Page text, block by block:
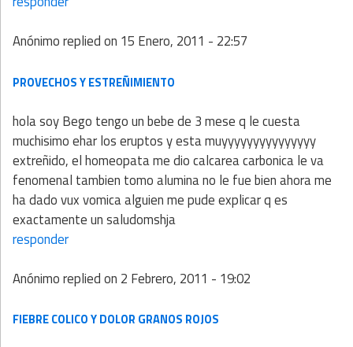
Anónimoreplied on 15 Enero, 2011 - 22:57
PROVECHOS Y ESTREÑIMIENTO
hola soy Bego tengo un bebe de 3 mese q le cuesta
muchisimo ehar los eruptos y esta muyyyyyyyyyyyyyyy
extreñido, el homeopata me dio calcarea carbonica le va
fenomenal tambien tomo alumina no le fue bien ahora me
ha dado vux vomica alguien me pude explicar q es
exactamente un saludomshja
responder
Anónimoreplied on 2 Febrero, 2011 - 19:02
FIEBRE COLICO Y DOLOR GRANOS ROJOS